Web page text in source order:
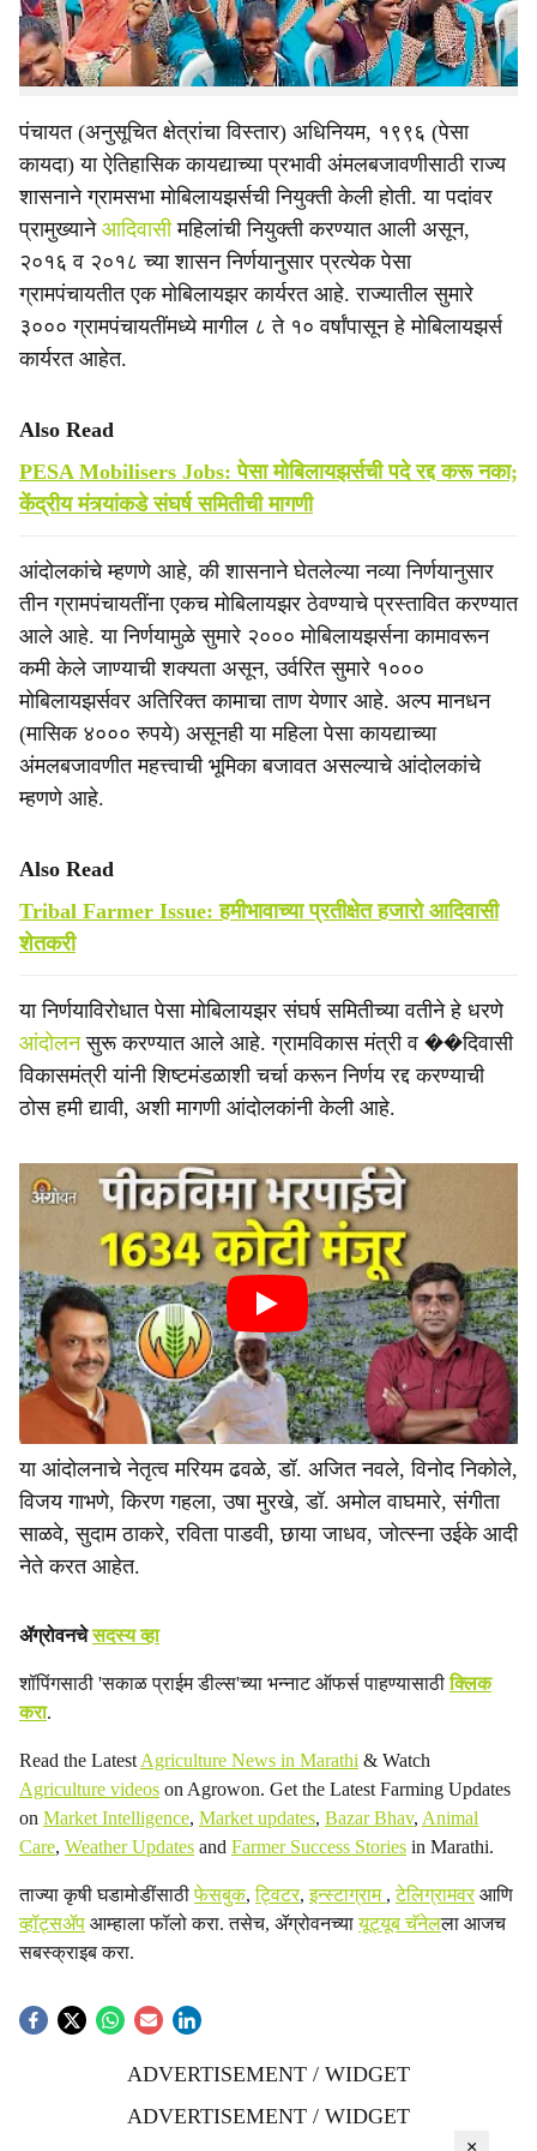
जिल्ह्यांतील पेसा मोबिलायझर्स मोठ्या संख्येने या आंदोलनात सहभागी
झाल्या आहेत.
पंचायत (अनुसूचित क्षेत्रांचा विस्तार) अधिनियम, १९९६ (पेसा
कायदा) या ऐतिहासिक कायद्याच्या प्रभावी अंमलबजावणीसाठी राज्य
शासनाने ग्रामसभा मोबिलायझर्सची नियुक्ती केली होती. या पदांवर
प्रामुख्याने आदिवासीमहिलांची नियुक्ती करण्यात आली असून,
२०१६ व २०१८ च्या शासन निर्णयानुसार प्रत्येक पेसा
ग्रामपंचायतीत एक मोबिलायझर कार्यरत आहे. राज्यातील सुमारे
३००० ग्रामपंचायतींमध्ये मागील ८ ते १० वर्षांपासून हे मोबिलायझर्स
कार्यरत आहेत.
Also Read
PESA Mobilisers Jobs: पेसा मोबिलायझर्सची पदे रद्द करू नका;
केंद्रीय मंत्र्यांकडे संघर्ष समितीची मागणी
आंदोलकांचे म्हणणे आहे, की शासनाने घेतलेल्या नव्या निर्णयानुसार
तीन ग्रामपंचायतींना एकच मोबिलायझर ठेवण्याचे प्रस्तावित करण्यात
आले आहे. या निर्णयामुळे सुमारे २००० मोबिलायझर्सना कामावरून
कमी केले जाण्याची शक्यता असून, उर्वरित सुमारे १०००
मोबिलायझर्सवर अतिरिक्त कामाचा ताण येणार आहे. अल्प मानधन
(मासिक ४००० रुपये) असूनही या महिला पेसा कायद्याच्या
अंमलबजावणीत महत्त्वाची भूमिका बजावत असल्याचे आंदोलकांचे
म्हणणे आहे.
Also Read
Tribal Farmer Issue: हमीभावाच्या प्रतीक्षेत हजारो आदिवासी
शेतकरी
या निर्णयाविरोधात पेसा मोबिलायझर संघर्ष समितीच्या वतीने हे धरणे
आंदोलनसुरू करण्यात आले आहे. ग्रामविकास मंत्री व ��दिवासी
विकासमंत्री यांनी शिष्टमंडळाशी चर्चा करून निर्णय रद्द करण्याची
ठोस हमी द्यावी, अशी मागणी आंदोलकांनी केली आहे.
या आंदोलनाचे नेतृत्व मरियम ढवळे, डॉ. अजित नवले, विनोद निकोले,
विजय गाभणे, किरण गहला, उषा मुरखे, डॉ. अमोल वाघमारे, संगीता
साळवे, सुदाम ठाकरे, रविता पाडवी, छाया जाधव, जोत्स्ना उईके आदी
नेते करत आहेत.
ॲग्रोवनचेसदस्य व्हा
शॉपिंगसाठी 'सकाळ प्राईम डील्स'च्या भन्नाट ऑफर्स पाहण्यासाठीक्लिक
करा.
Read the Latest Agriculture News in Marathi & Watch
Agriculture videos on Agrowon. Get the Latest Farming Updates
on Market Intelligence, Market updates, Bazar Bhav, Animal
Care, Weather Updates and Farmer Success Stories in Marathi.
ताज्या कृषी घडामोडींसाठीफेसबुक,ट्विटर,इन्स्टाग्राम ,टेलिग्रामवरआणि
व्हॉट्सॲप आम्हाला फॉलो करा. तसेच, ॲग्रोवनच्यायूट्यूब चॅनेलला आजच
सबस्क्राइब करा.
ADVERTISEMENT / WIDGET
ADVERTISEMENT / WIDGET
×